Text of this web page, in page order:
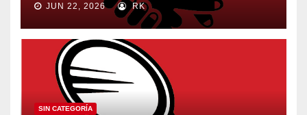
JUN 22, 2026 RK
SIN CATEGORÍA